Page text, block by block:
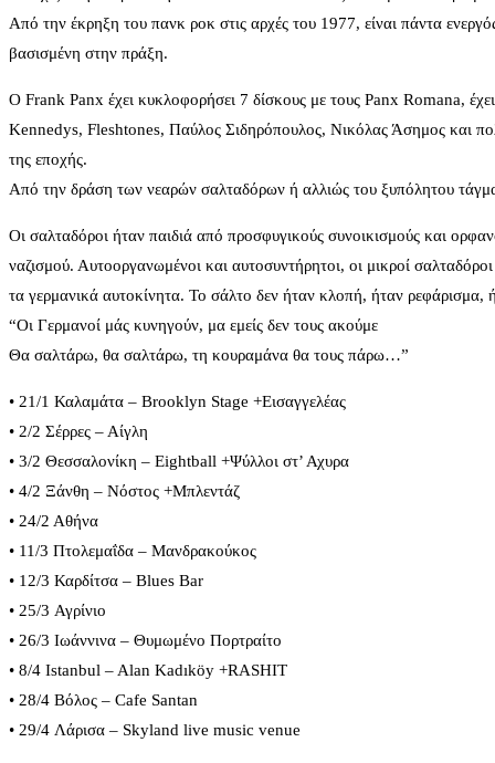
Από την έκρηξη του πανκ ροκ στις αρχές του 1977, είναι πάντα
βασισμένη στην πράξη.
Ο Frank Panx έχει κυκλοφορήσει 7 δίσκους με τους Panx Romana,
Kennedys, Fleshtones, Παύλος Σιδηρόπουλος, Νικόλας Άσημος και
της εποχής.
Από την δράση των νεαρών σαλταδόρων ή αλλιώς του ξυπόλητου
Οι σαλταδόροι ήταν παιδιά από προσφυγικούς συνοικισμούς και
ναζισμού. Αυτοοργανωμένοι και αυτοσυντήρητοι, οι μικροί
τα γερμανικά αυτοκίνητα. Το σάλτο δεν ήταν κλοπή, ήταν ρεφάρισμα,
“Οι Γερμανοί μάς κυνηγούν, μα εμείς δεν τους ακούμε
Θα σαλτάρω, θα σαλτάρω, τη κουραμάνα θα τους πάρω…”
• 21/1 Καλαμάτα – Brooklyn Stage +Εισαγγελέας
• 2/2 Σέρρες – Αίγλη
• 3/2 Θεσσαλονίκη – Eightball +Ψύλλοι στ’ Αχυρα
• 4/2 Ξάνθη – Νόστος +Μπλεντάζ
• 24/2 Αθήνα
• 11/3 Πτολεμαΐδα – Μανδρακούκος
• 12/3 Καρδίτσα – Blues Bar
• 25/3 Αγρίνιο
• 26/3 Ιωάννινα – Θυμωμένο Πορτραίτο
• 8/4 Istanbul – Alan Kadıköy +RASHIT
• 28/4 Βόλος – Cafe Santan
• 29/4 Λάρισα – Skyland live music venue